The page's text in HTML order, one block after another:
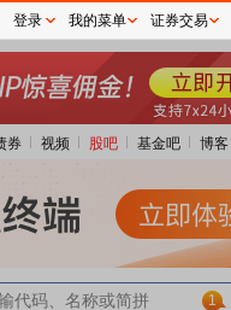
券 视频 股吧 基金吧 博客
1
登录 我的菜单 证券交易